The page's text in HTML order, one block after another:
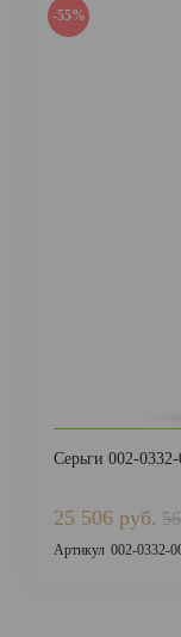
-55%
Серьги 002-
25 506 руб.
Артикул 002-0332-